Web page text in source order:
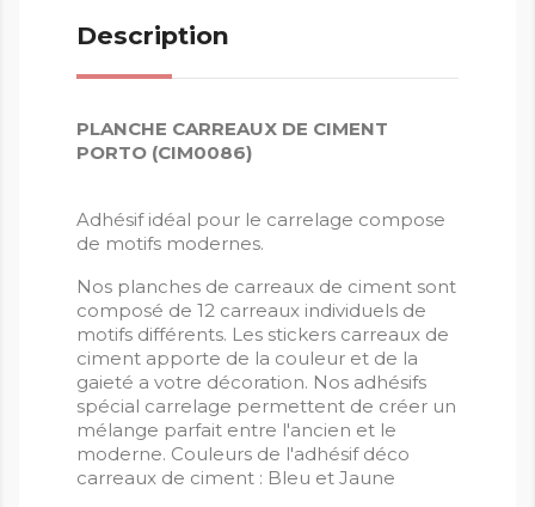
Description
PLANCHE CARREAUX DE CIMENT
PORTO (CIM0086)
Adhésif idéal pour le carrelage compose
de motifs modernes.
Nos planches de carreaux de ciment sont
composé de 12 carreaux individuels de
motifs différents. Les stickers carreaux de
ciment apporte de la couleur et de la
gaieté a votre décoration. Nos adhésifs
spécial carrelage permettent de créer un
mélange parfait entre l'ancien et le
moderne. Couleurs de l'adhésif déco
carreaux de ciment : Bleu et Jaune